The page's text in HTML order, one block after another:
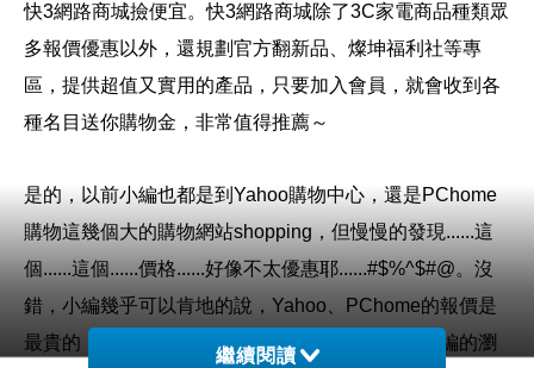
快3網路商城撿便宜。快3網路商城除了3C家電商品種類眾
多報價優惠以外，還規劃官方翻新品、燦坤福利社等專
區，提供超值又實用的產品，只要加入會員，就會收到各
種名目送你購物金，非常值得推薦～
是的，以前小編也都是到Yahoo購物中心，還是PChome
購物這幾個大的購物網站shopping，但慢慢的發現......這
個......這個......價格......好像不太優惠耶......#$%^$#@。沒
錯，小編幾乎可以肯地的說，Yahoo、PChome的報價是
最貴的，所以現在Yahoo、PChome幾乎只淪為小編的瀏
繼續閱讀